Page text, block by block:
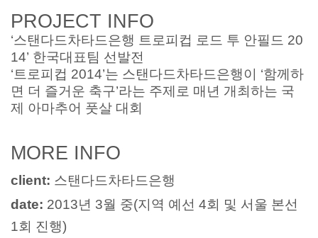
PROJECT INFO
‘스탠다드차타드은행 트로피컵 로드 투 안필드 20
14’ 한국대표팀 선발전
‘트로피컵 2014’는 스탠다드차타드은행이 ‘함께하
면 더 즐거운 축구’라는 주제로 매년 개최하는 국
제 아마추어 풋살 대회
MORE INFO
client: 스탠다드차타드은행
date: 2013년 3월 중(지역 예선 4회 및 서울 본선
1회 진행)